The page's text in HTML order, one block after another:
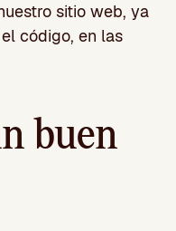
sitio web, ya
código, en las
buen